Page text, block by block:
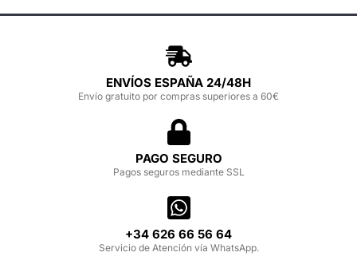
ENVÍOS ESPAÑA 24/48H
Envío gratuito por compras superiores a 60€
PAGO SEGURO
Pagos seguros mediante SSL
‪+34 626 66 56 64‬
Servicio de Atención vía WhatsApp.